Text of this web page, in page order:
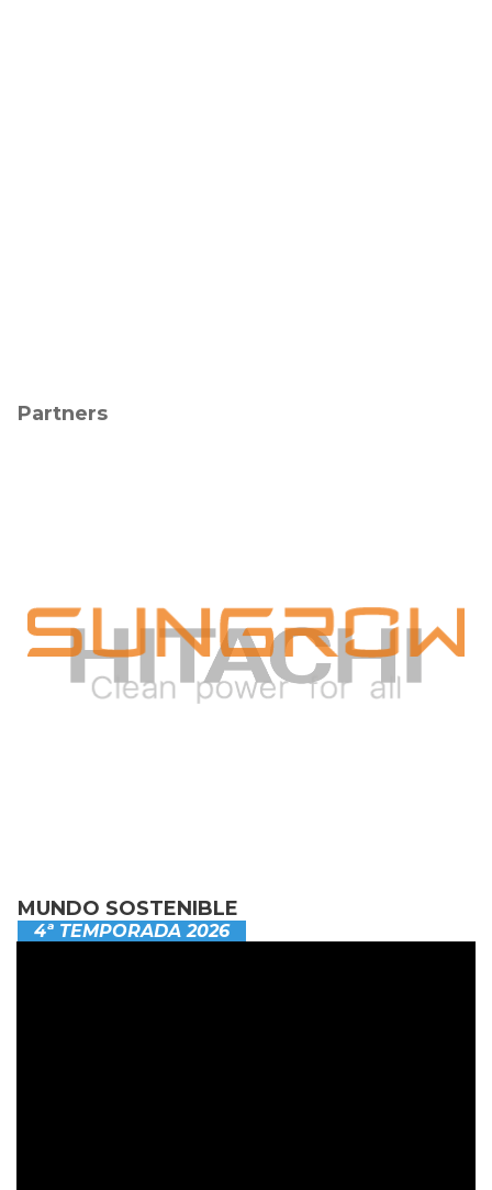
Partners
MUNDO SOSTENIBLE
4ª TEMPORADA 2026